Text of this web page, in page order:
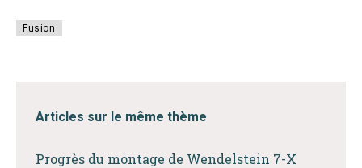
Fusion
Articles sur le même thème
Progrès du montage de Wendelstein 7-X